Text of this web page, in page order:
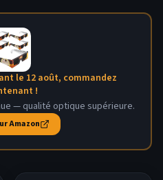
le 12 août, commandez
!
— qualité optique supérieure.
Amazon